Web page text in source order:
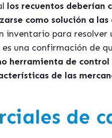
los recuentos deberían
como solución a
inventario para resolver
una confirmación de
herramienta de
de las
de